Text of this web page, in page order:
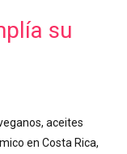
su
aceites
en Costa Rica,